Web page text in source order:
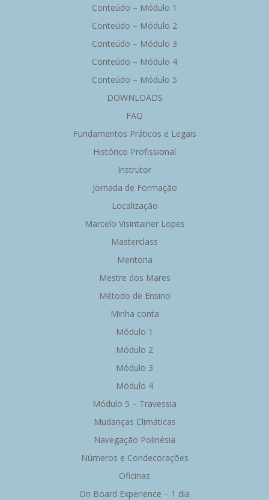
Conteúdo – Módulo 1
Conteúdo – Módulo 2
Conteúdo – Módulo 3
Conteúdo – Módulo 4
Conteúdo – Módulo 5
DOWNLOADS
FAQ
Fundamentos Práticos e Legais
Histórico Profissional
Instrutor
Jornada de Formação
Localização
Marcelo Visintainer Lopes
Masterclass
Mentoria
Mestre dos Mares
Método de Ensino
Minha conta
Módulo 1
Módulo 2
Módulo 3
Módulo 4
Módulo 5 – Travessia
Mudanças Climáticas
Navegação Polinésia
Números e Condecorações
Oficinas
On Board Experience – 1 dia